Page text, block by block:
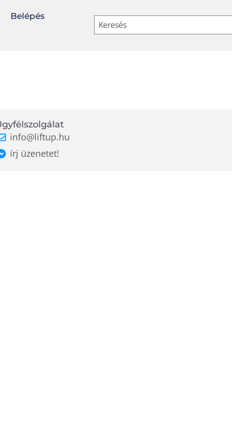
Belépés
info@liftup.hu
írj üzenetet!